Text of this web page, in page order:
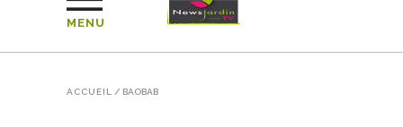
MENU
ACCUEIL / BAOBAB